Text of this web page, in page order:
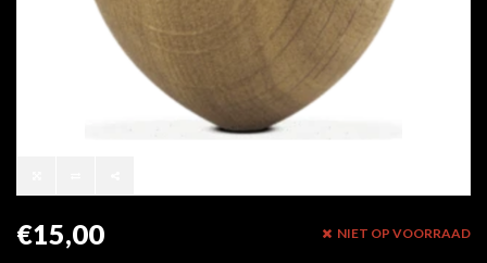
€15,00 NIET OP VOORRAAD